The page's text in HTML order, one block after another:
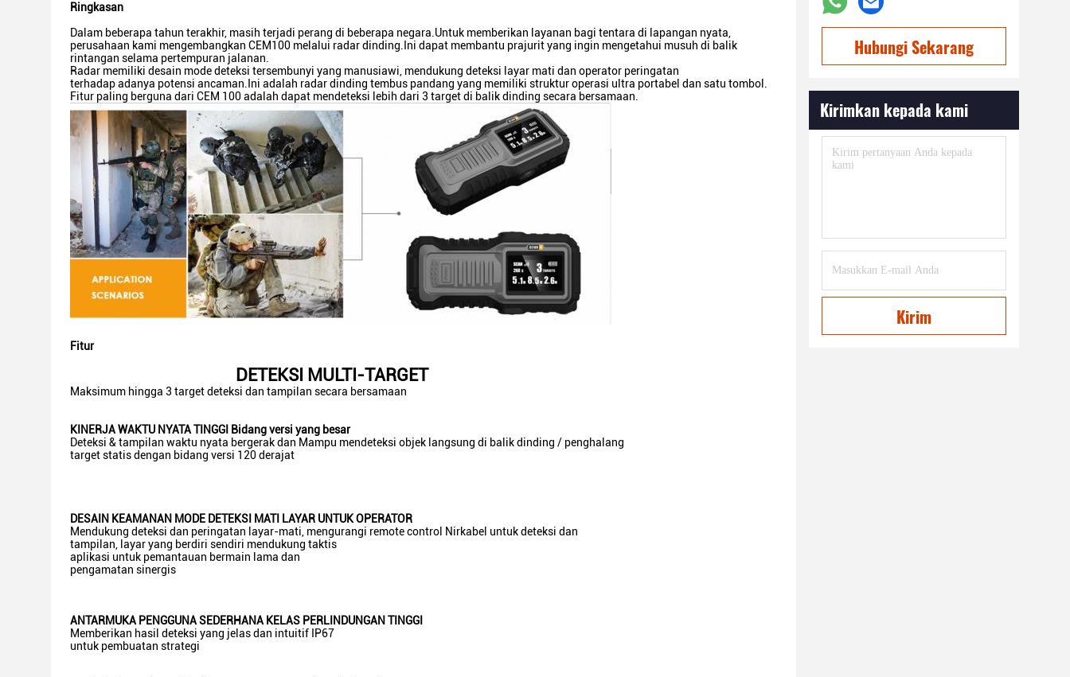
Ringkasan
Dalam beberapa tahun terakhir, masih terjadi perang di beberapa negara.Untuk memberikan layanan bagi tentara di lapangan nyata,
perusahaan kami mengembangkan CEM100 melalui radar dinding.Ini dapat membantu prajurit yang ingin mengetahui musuh di balik
rintangan selama pertempuran jalanan.
Radar memiliki desain mode deteksi tersembunyi yang manusiawi, mendukung deteksi layar mati dan operator peringatan
terhadap adanya potensi ancaman.Ini adalah radar dinding tembus pandang yang memiliki struktur operasi ultra portabel dan satu tombol.
Fitur paling berguna dari CEM 100 adalah dapat mendeteksi lebih dari 3 target di balik dinding secara bersamaan.
Fitur
DETEKSI MULTI-TARGET
Maksimum hingga 3 target deteksi dan tampilan secara bersamaan
KINERJA WAKTU NYATA TINGGI Bidang versi yang besar
Deteksi & tampilan waktu nyata bergerak dan Mampu mendeteksi objek langsung di balik dinding / penghalang
target statis dengan bidang versi 120 derajat
DESAIN KEAMANAN MODE DETEKSI MATI LAYAR UNTUK OPERATOR
Mendukung deteksi dan peringatan layar-mati, mengurangi remote control Nirkabel untuk deteksi dan
tampilan, layar yang berdiri sendiri mendukung taktis
aplikasi untuk pemantauan bermain lama dan
pengamatan sinergis
ANTARMUKA PENGGUNA SEDERHANA KELAS PERLINDUNGAN TINGGI
Memberikan hasil deteksi yang jelas dan intuitif IP67
untuk pembuatan strategi
Hubungi Sekarang
Kirimkan kepada kami
Kirim